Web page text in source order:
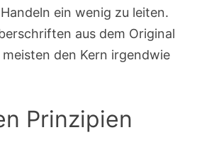
ein wenig zu leiten.
aus dem Original
den Kern irgendwie
Prinzipien